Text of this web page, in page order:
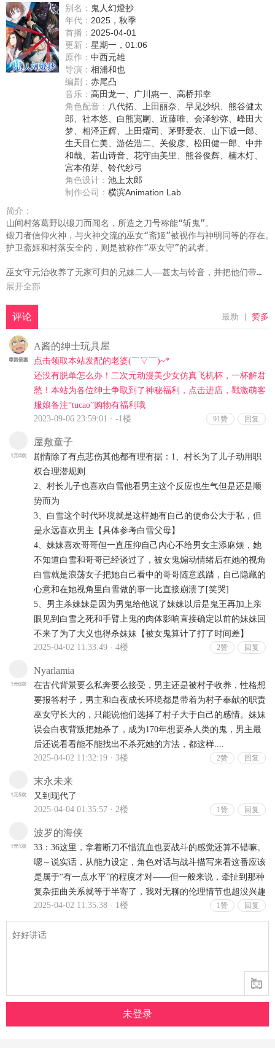
别名： 鬼人幻燈抄
年代： 2025，秋季
首播： 2025-04-01
更新： 星期一，01:06
原作： 中西元雄
导演： 相浦和也
编剧： 赤尾凸
音乐： 高田龙一、广川惠一、高桥邦幸
角色配音： 八代拓、 上田丽奈、 早见沙织、 熊谷健太
郎、 社本悠、 白熊宽嗣、 近藤唯、 会泽纱弥、 峰田大
梦、 相泽正辉、 上田燿司 、 茅野爱衣、 山下诚一郎、
生天目仁美、 游佐浩二、 关俊彦、 松田健一郎、 中井
和哉、 若山诗音、 花守由美里、 熊谷俊辉、 楠木灯、
宫本侑芽、 铃代纱弓
角色设计： 池上太郎
制作公司： 横滨Animation Lab
简介：
山间村落葛野以锻刀而闻名，所造之刀号称能“斩鬼”。
锻刀者信仰火神，与火神交流的巫女“斋姬”被视作与神明同等的存在。
护卫斋姬和村落安全的，则是被称作“巫女守”的武者。
巫女守元治收养了无家可归的兄妹二人——甚太与铃音，并把他们带到
甚太刻苦修习剑术，当上了巫女守；铃音虽是半人半鬼的血统，但也
众人皆担忧鬼是为取斋姬性命而来，然而鬼却预言，葛野在一百七十
从江户到平成，横跨一百七十年的宏大画卷就此展开。
展开全部